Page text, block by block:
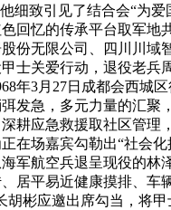
细致引见了结合会“为
回忆的传承平台取军
份无限公司、四川川
士关爱行动，退役老
年3月27日成都会西城
发急，多元力量的汇
耕应急救援取社区管
在场嘉宾勾勒出“社会
军航空兵退呈现役的
居平易近健康摸排、
彬应邀出席勾当，将